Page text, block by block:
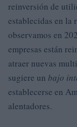
reinversión de
establecidas en la
observamos en
empresas están
atraer nuevas
sugiere un bajo
establecerse en
alentadores.